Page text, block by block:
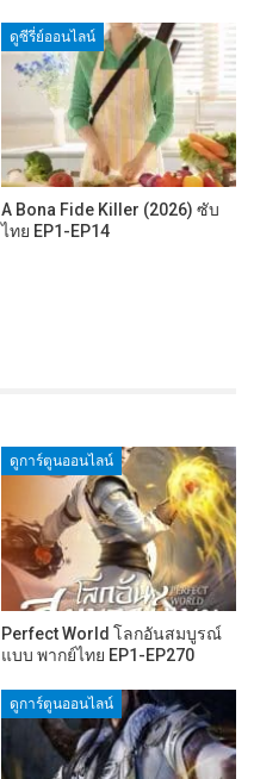
ดูซีรี่ย์ออนไลน์
A Bona Fide Killer (2026) ซับ
ไทย EP1-EP14
ดูการ์ตูนออนไลน์
Perfect World โลกอันสมบูรณ์
แบบ พากย์ไทย EP1-EP270
ดูการ์ตูนออนไลน์